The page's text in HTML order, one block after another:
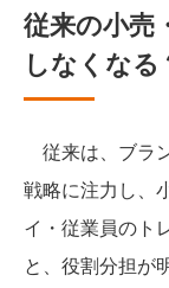
従来の小売
しなくなる
従来は、ブラ
戦略に注力し、
イ・従業員のト
と、役割分担が